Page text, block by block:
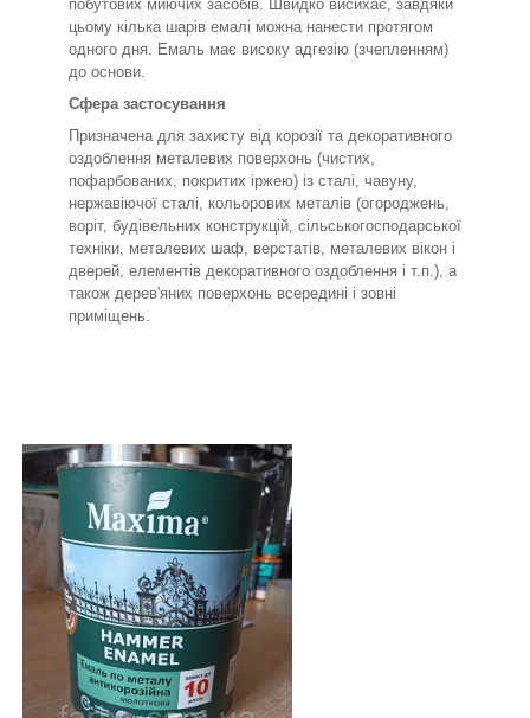
побутових миючих засобів. Швидко висихає, завдяки
цьому кілька шарів емалі можна нанести протягом
одного дня. Емаль має високу адгезію (зчепленням)
до основи.
Сфера застосування
Призначена для захисту від корозії та декоративного
оздоблення металевих поверхонь (чистих,
пофарбованих, покритих іржею) із сталі, чавуну,
нержавіючої сталі, кольорових металів (огороджень,
воріт, будівельних конструкцій, сільськогосподарської
техніки, металевих шаф, верстатів, металевих вікон і
дверей, елементів декоративного оздоблення і т.п.), а
також дерев'яних поверхонь всередині і зовні
приміщень.